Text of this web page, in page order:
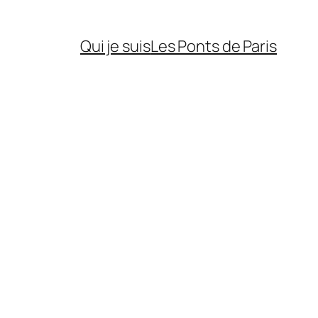
Qui je suisLes Ponts de Paris